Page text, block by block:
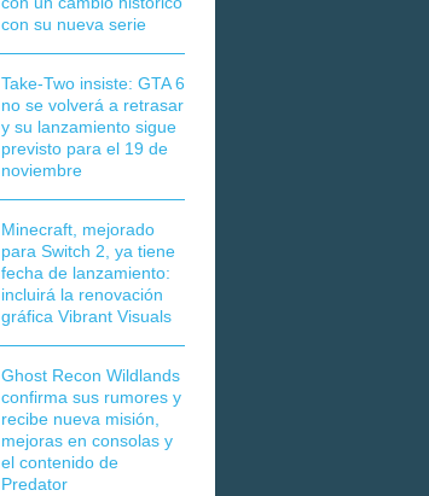
con su nueva serie
Take-Two insiste: GTA 6
no se volverá a retrasar
y su lanzamiento sigue
previsto para el 19 de
noviembre
Minecraft, mejorado
para Switch 2, ya tiene
fecha de lanzamiento:
incluirá la renovación
gráfica Vibrant Visuals
Ghost Recon Wildlands
confirma sus rumores y
recibe nueva misión,
mejoras en consolas y
el contenido de
Predator